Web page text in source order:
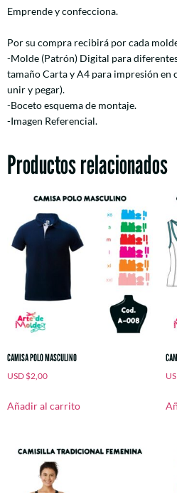
Emprende y confecciona.
Por su compra recibirá por cada
-Molde (Patrón) Digital para
tamaño Carta y A4 para impresión en
unir y pegar).
-Boceto esquema de montaje.
-Imagen Referencial.
Productos relacionados
CAMISA POLO MASCULINO
USD $2,00
Añadir al carrito